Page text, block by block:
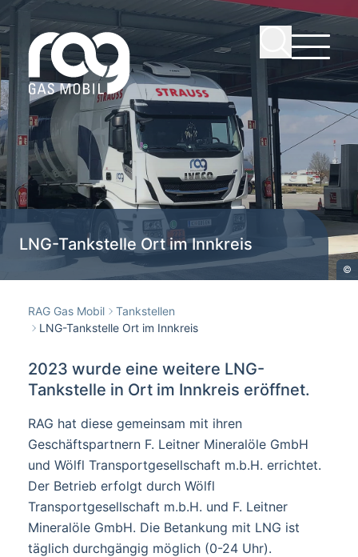
©
LNG-Tankstelle Ort im Innkreis
RAG Gas Mobil
Tankstellen
LNG-Tankstelle Ort im Innkreis
2023 wurde eine weitere LNG-
Tankstelle in Ort im Innkreis eröffnet.
RAG hat diese gemeinsam mit ihren
Geschäftspartnern F. Leitner Mineralöle GmbH
und Wölfl Transportgesellschaft m.b.H. errichtet.
Der Betrieb erfolgt durch Wölfl
Transportgesellschaft m.b.H. und F. Leitner
Mineralöle GmbH. Die Betankung mit LNG ist
täglich durchgängig möglich (0-24 Uhr).